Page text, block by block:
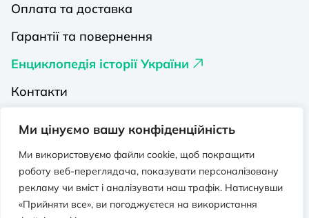
Ми цінуємо вашу конфіденційність
Ми використовуємо файли cookie, щоб покращити
роботу веб-переглядача, показувати персоналізовану
рекламу чи вміст і аналізувати наш трафік. Натиснувши
«Прийняти все», ви погоджуєтеся на використання
Оплата та доставка
Гарантії та повернення
Енциклопедія історії України
Контакти
Видавництва на Порталі
Політика конфіденційності
Публічна оферта